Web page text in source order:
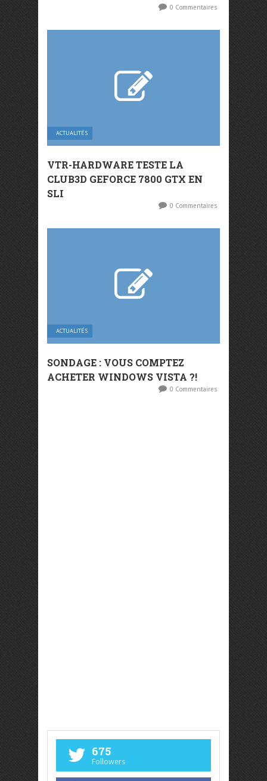
0 Commentaires
ACTUALITÉS
VTR-HARDWARE TESTE LA
CLUB3D GEFORCE 7800 GTX EN
SLI
0 Commentaires
ACTUALITÉS
SONDAGE : VOUS COMPTEZ
ACHETER WINDOWS VISTA ?!
0 Commentaires
675
Followers